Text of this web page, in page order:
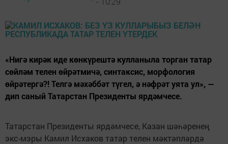
«Нигә кирәк иде көнкүрештә кулланыла торган татар
сөйләм телен өйрәтмичә, синтаксис, морфология
өйрәтергә?! Телгә мәхәббәт түгел, ә нәфрәт уята ул», —
дип саный Татарстан Президенты ярдәмчесе.
Татарстан Президенты ярдәмчесе, Казан шәһәренең
экс-мэры Камил Исхаков татар телен мәктәпләрдә